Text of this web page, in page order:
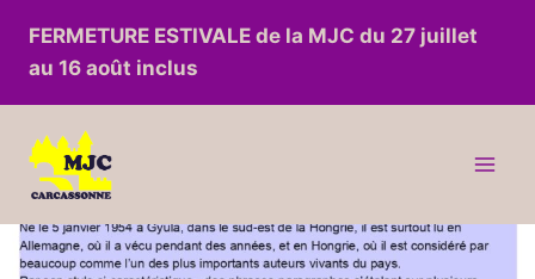
contenu
FERMETURE ESTIVALE de la MJC du 27 juillet
au 16 août inclus